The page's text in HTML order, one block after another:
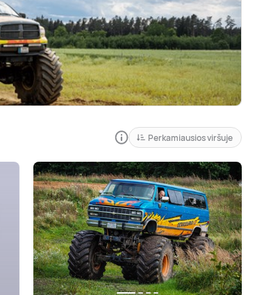
Perkamiausios viršuje